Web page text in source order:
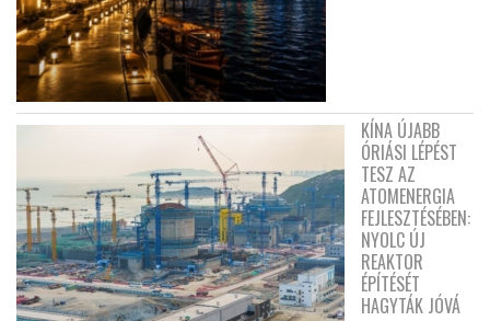
KÍNA ÚJABB
ÓRIÁSI LÉPÉST
TESZ AZ
ATOMENERGIA
FEJLESZTÉSÉBEN:
NYOLC ÚJ
REAKTOR
ÉPÍTÉSÉT
HAGYTÁK JÓVÁ